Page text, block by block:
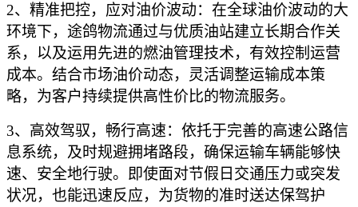
2、精准把控，应对油价波动：在全球油价波动的大
环境下，途鸽物流通过与优质油站建立长期合作关
系，以及运用先进的燃油管理技术，有效控制运营
成本。结合市场油价动态，灵活调整运输成本策
略，为客户持续提供高性价比的物流服务。
3、高效驾驭，畅行高速：依托于完善的高速公路信
息系统，及时规避拥堵路段，确保运输车辆能够快
速、安全地行驶。即使面对节假日交通压力或突发
状况，也能迅速反应，为货物的准时送达保驾护